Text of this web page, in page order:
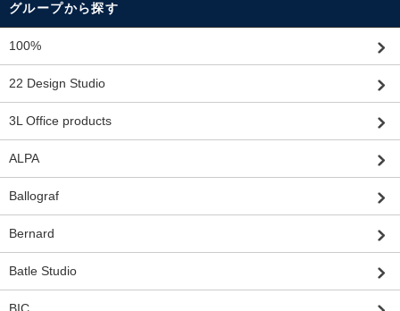
グループから探す
100%
22 Design Studio
3L Office products
ALPA
Ballograf
Bernard
Batle Studio